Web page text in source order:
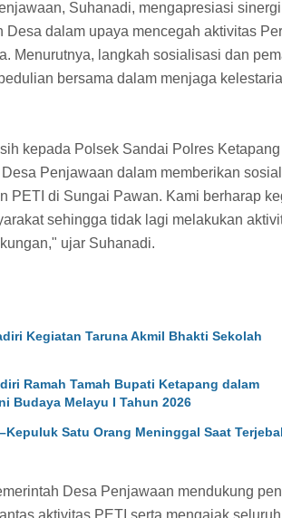
Suhanadi, mengapresiasi
Desa dalam upaya mencegah aktivitas
Menurutnya, langkah sosialisasi dan
bersama dalam menjaga
kepada Polsek Sandai Polres
Penjawaan dalam memberikan
PETI di Sungai Pawan. Kami berharap
sehingga tidak lagi melakukan
ujar Suhanadi.
Kegiatan Taruna Akmil Bhakti Sekolah
Ramah Tamah Bupati Ketapang dalam
Budaya Melayu I Tahun 2026
Satu Orang Meninggal Saat
Desa Penjawaan mendukung
aktivitas PETI serta mengajak